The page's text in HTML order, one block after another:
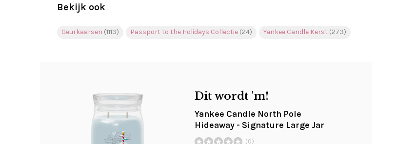
Bekijk ook
Geurkaarsen (1113) Passport to the Holidays Collectie (24) Yankee Candle Kerst (273)
Dit wordt 'm!
Yankee Candle North Pole
Hideaway - Signature Large Jar
(0)